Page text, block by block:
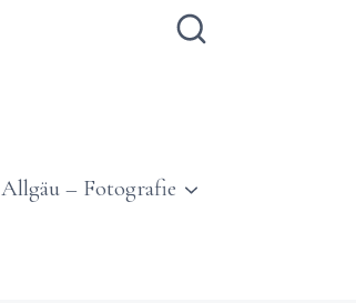
Allgäu – Fotografie